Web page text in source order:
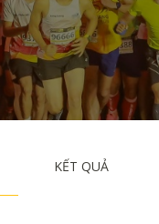
KẾT QUẢ